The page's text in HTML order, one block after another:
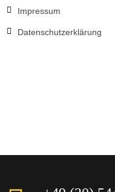
Impressum
Datenschutzerklärung